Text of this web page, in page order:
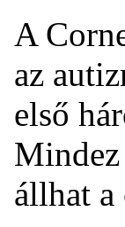
A
az
első
Mindez
állhat a